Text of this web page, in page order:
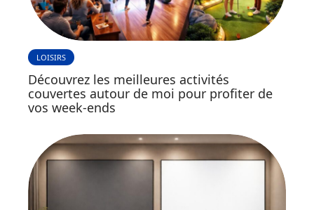
LOISIRS
Découvrez les meilleures activités
couvertes autour de moi pour profiter de
vos week-ends